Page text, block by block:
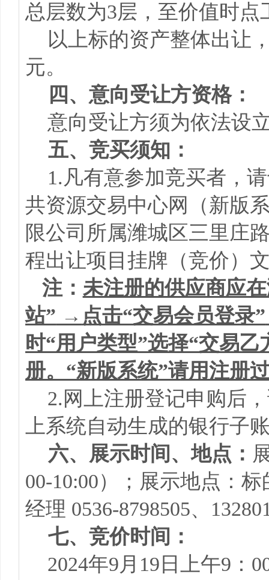
总层数为3层，至价值时点
以上标的资产整体出让
元。
四、意向受让方资格：
意向受让方须为依法设
五、竞买须知：
1.凡有意参加竞买者，
共资源交易中心网（新版
限公司所属潍城区三里庄
程出让项目挂牌（竞价）
注： 未注册的供应商应
站” → 点击“交易会员登录”
时“用户类型”选择“交易
册。“新版系统”请用注册
2.网上注册登记申购后
上系统自动生成的银行子
六、展示时间、地点：
00-10:00）；展示地点：
经理 0536-8798505、
七、竞价时间：
2024年9月19日上午9：